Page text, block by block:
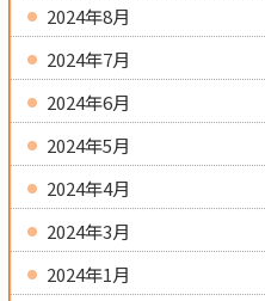
2024年8月
2024年7月
2024年6月
2024年5月
2024年4月
2024年3月
2024年1月